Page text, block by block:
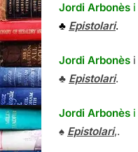
Jordi Arbonès i
♣ Epistolari.
Jordi Arbonès i
♣ Epistolari.
Jordi Arbonès i
♠ Epistolari,.